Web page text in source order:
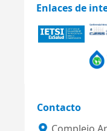
Enlaces de
Contacto